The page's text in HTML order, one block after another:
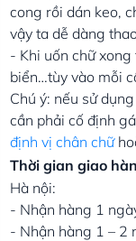
cong rồi dán keo,
vậy ta dễ dàng
- Khi uốn chữ
biển…tùy vào mỗi
Chú ý: nếu sử
cần phải cố định
định vị chân chữ
Thời gian giao
Hà nội:
- Nhận hàng 1
- Nhận hàng 1 – 2